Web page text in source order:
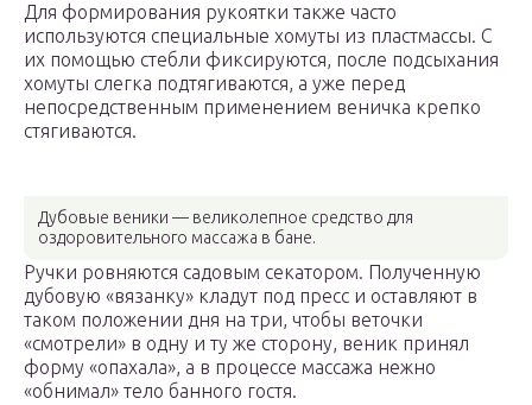
Для формирования рукоятки также часто
используются специальные хомуты из пластмассы. С
их помощью стебли фиксируются, после подсыхания
хомуты слегка подтягиваются, а уже перед
непосредственным применением веничка крепко
стягиваются.
Дубовые веники — великолепное средство для
оздоровительного массажа в бане.
Ручки ровняются садовым секатором. Полученную
дубовую «вязанку» кладут под пресс и оставляют в
таком положении дня на три, чтобы веточки
«смотрели» в одну и ту же сторону, веник принял
форму «опахала», а в процессе массажа нежно
«обнимал» тело банного гостя.